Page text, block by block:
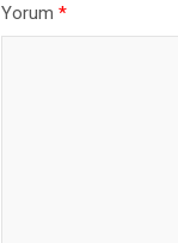
Yorum*